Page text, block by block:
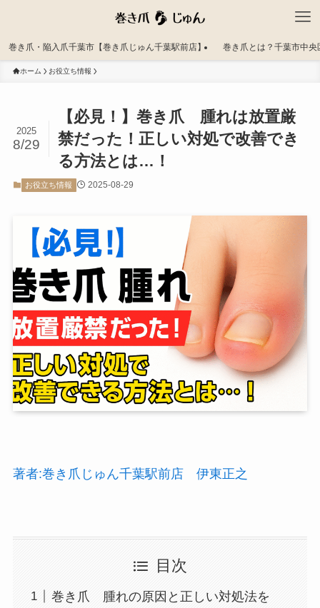
巻き爪・陥入爪千葉市【巻き爪じゅん千葉駅前店】 巻き爪とは？千葉市中
ホーム お役立ち情報
【必見！】巻き爪 腫れは放置厳
禁だった！正しい対処で改善でき
る方法とは…！
2025
8/29
お役立ち情報 2025-08-29
著者:巻き爪じゅん千葉駅前店 伊東正之
目次
巻き爪 腫れの原因と正しい対処法を